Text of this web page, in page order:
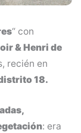
“ con
& Henri de
recién en
18.
: era